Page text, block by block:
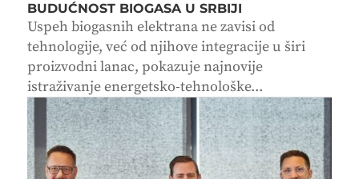
BUDUĆNOST BIOGASA U SRBIJI
Uspeh biogasnih elektrana ne zavisi od
tehnologije, već od njihove integracije u širi
proizvodni lanac, pokazuje najnovije
istraživanje energetsko-tehnološke...